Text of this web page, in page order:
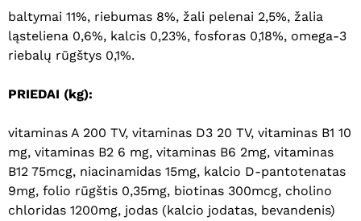
baltymai 11%, riebumas 8%, žali pelenai 2,5%, žalia
ląsteliena 0,6%, kalcis 0,23%, fosforas 0,18%, omega-3
riebalų rūgštys 0,1%.
PRIEDAI (kg):
vitaminas A 200 TV, vitaminas D3 20 TV, vitaminas B1 10
mg, vitaminas B2 6 mg, vitaminas B6 2mg, vitaminas
B12 75mcg, niacinamidas 15mg, kalcio D-pantotenatas
9mg, folio rūgštis 0,35mg, biotinas 300mcg, cholino
chloridas 1200mg, jodas (kalcio jodatas, bevandenis)